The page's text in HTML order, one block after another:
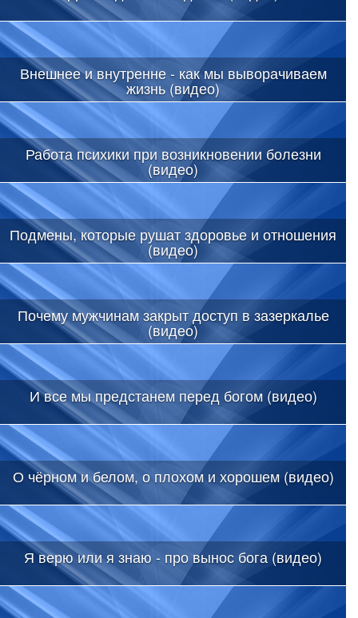
Внешнее и внутренне - как мы выворачиваем
жизнь (видео)
Работа психики при возникновении болезни
(видео)
Подмены, которые рушат здоровье и отношения
(видео)
Почему мужчинам закрыт доступ в зазеркалье
(видео)
И все мы предстанем перед богом (видео)
О чёрном и белом, о плохом и хорошем (видео)
Я верю или я знаю - про вынос бога (видео)